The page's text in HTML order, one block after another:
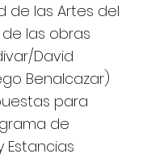
de las Artes del
de las obras
David
Benalcazar)
para
de
Estancias